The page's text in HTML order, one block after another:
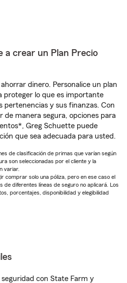
a crear un Plan Precio
dinero. Personalice un plan
proteger lo que es importante
pertenencias y sus finanzas. Con
de manera segura, opciones para
Greg Schuette puede
que sea adecuada para usted.
de clasificación de primas que varían según
son seleccionadas por el cliente y la
variar.
comprar solo una póliza, pero en ese caso el
diferentes líneas de seguro no aplicará. Los
porcentajes, disponibilidad y elegibilidad
con State Farm y